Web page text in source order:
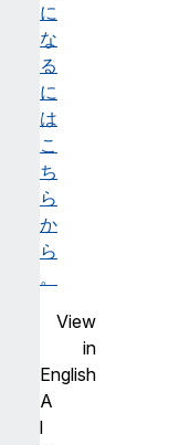
に
な
る
に
は
こ
ち
ら
か
ら
。
View
in
English
A
l